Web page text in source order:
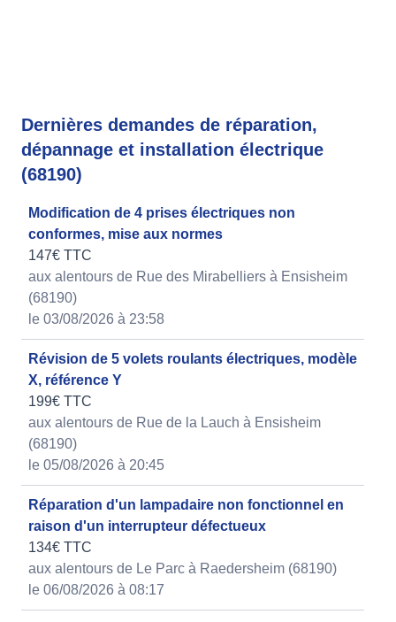
Dernières demandes de réparation,
dépannage et installation électrique
(68190)
Modification de 4 prises électriques non
conformes, mise aux normes
147€ TTC
aux alentours de Rue des Mirabelliers à Ensisheim
(68190)
le 03/08/2026 à 23:58
Révision de 5 volets roulants électriques, modèle
X, référence Y
199€ TTC
aux alentours de Rue de la Lauch à Ensisheim
(68190)
le 05/08/2026 à 20:45
Réparation d'un lampadaire non fonctionnel en
raison d'un interrupteur défectueux
134€ TTC
aux alentours de Le Parc à Raedersheim (68190)
le 06/08/2026 à 08:17